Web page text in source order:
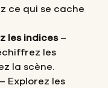
ce qui se cache
les indices–
les
la scène.
– Explorez les